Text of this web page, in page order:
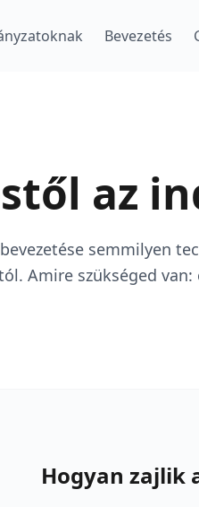
Bevezetés
az
semmilyen
Amire szükséged
Hogyan zajlik